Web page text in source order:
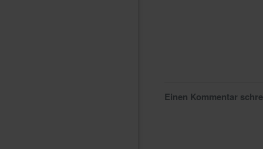
Einen Kommentar